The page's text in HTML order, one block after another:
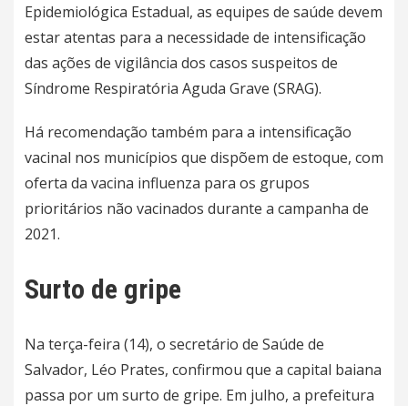
Epidemiológica Estadual, as equipes de saúde devem
estar atentas para a necessidade de intensificação
das ações de vigilância dos casos suspeitos de
Síndrome Respiratória Aguda Grave (SRAG).
Há recomendação também para a intensificação
vacinal nos municípios que dispõem de estoque, com
oferta da vacina influenza para os grupos
prioritários não vacinados durante a campanha de
2021.
Surto de gripe
Na terça-feira (14), o secretário de Saúde de
Salvador, Léo Prates, confirmou que a capital baiana
passa por um surto de gripe. Em julho, a prefeitura